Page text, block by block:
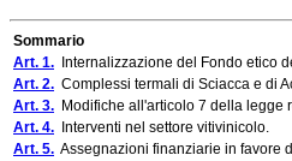
Sommario
Art. 1. Internalizzazione del Fondo etico
Art. 2. Complessi termali di Sciacca e di
Art. 3. Modifiche all'articolo 7 della legge
Art. 4. Interventi nel settore vitivinicolo.
Art. 5. Assegnazioni finanziarie in favore